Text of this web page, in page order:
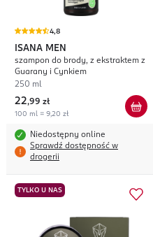
4,8
ISANA MEN
szampon do brody, z ekstraktem z
Guarany i Cynkiem
250 ml
22,99 zł
100 ml = 9,20 zł
Niedostępny online
Sprawdź dostępność w
drogerii
TYLKO U NAS